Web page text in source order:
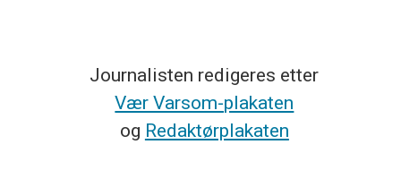
Journalisten redigeres etter
Vær Varsom-plakaten
og Redaktørplakaten